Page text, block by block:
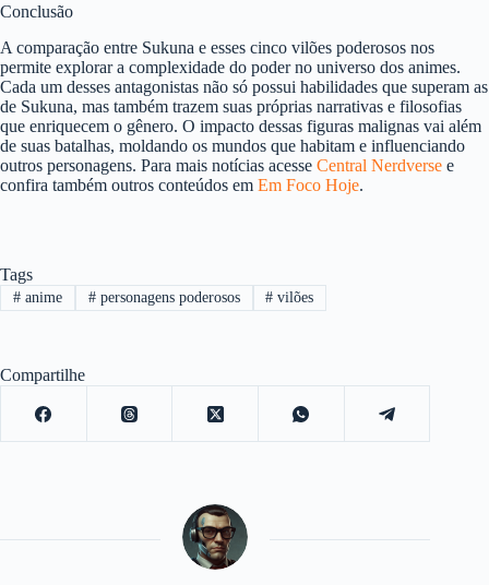
Conclusão
A comparação entre Sukuna e esses cinco vilões poderosos nos
permite explorar a complexidade do poder no universo dos animes.
Cada um desses antagonistas não só possui habilidades que superam as
de Sukuna, mas também trazem suas próprias narrativas e filosofias
que enriquecem o gênero. O impacto dessas figuras malignas vai além
de suas batalhas, moldando os mundos que habitam e influenciando
outros personagens. Para mais notícias acesse Central Nerdverse e
confira também outros conteúdos em Em Foco Hoje.
Tags
#anime #personagens poderosos # vilões
Compartilhe